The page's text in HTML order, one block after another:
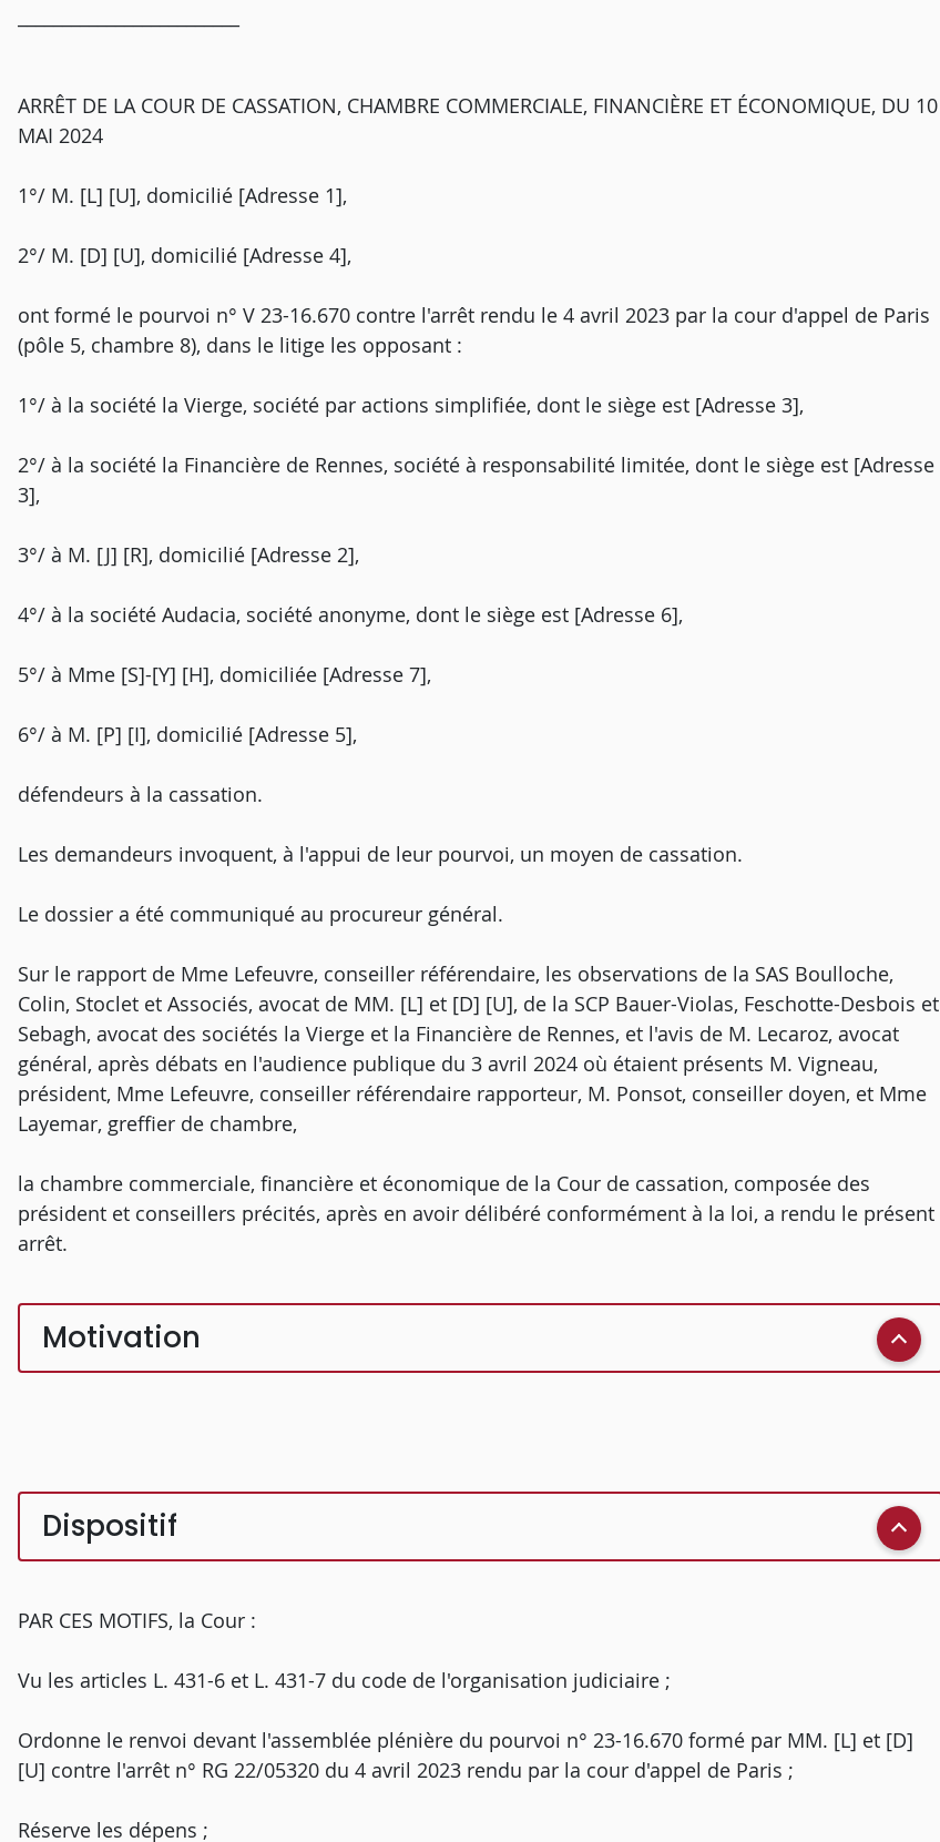
ARRÊT DE LA COUR DE CASSATION, CHAMBRE COMMERCIALE, FINANCIÈRE ET ÉCONOMIQUE, DU 10
MAI 2024
1°/ M. [L] [U], domicilié [Adresse 1],
2°/ M. [D] [U], domicilié [Adresse 4],
ont formé le pourvoi n° V 23-16.670 contre l'arrêt rendu le 4 avril 2023 par la cour d'appel de Paris
(pôle 5, chambre 8), dans le litige les opposant :
1°/ à la société la Vierge, société par actions simplifiée, dont le siège est [Adresse 3],
2°/ à la société la Financière de Rennes, société à responsabilité limitée, dont le siège est [Adresse
3],
3°/ à M. [J] [R], domicilié [Adresse 2],
4°/ à la société Audacia, société anonyme, dont le siège est [Adresse 6],
5°/ à Mme [S]-[Y] [H], domiciliée [Adresse 7],
6°/ à M. [P] [I], domicilié [Adresse 5],
défendeurs à la cassation.
Les demandeurs invoquent, à l'appui de leur pourvoi, un moyen de cassation.
Le dossier a été communiqué au procureur général.
Sur le rapport de Mme Lefeuvre, conseiller référendaire, les observations de la SAS Boulloche,
Colin, Stoclet et Associés, avocat de MM. [L] et [D] [U], de la SCP Bauer-Violas, Feschotte-Desbois et
Sebagh, avocat des sociétés la Vierge et la Financière de Rennes, et l'avis de M. Lecaroz, avocat
général, après débats en l'audience publique du 3 avril 2024 où étaient présents M. Vigneau,
président, Mme Lefeuvre, conseiller référendaire rapporteur, M. Ponsot, conseiller doyen, et Mme
Layemar, greffier de chambre,
la chambre commerciale, financière et économique de la Cour de cassation, composée des
président et conseillers précités, après en avoir délibéré conformément à la loi, a rendu le présent
arrêt.
Motivation
Dispositif
PAR CES MOTIFS, la Cour :
Vu les articles L. 431-6 et L. 431-7 du code de l'organisation judiciaire ;
Ordonne le renvoi devant l'assemblée plénière du pourvoi n° 23-16.670 formé par MM. [L] et [D]
[U] contre l'arrêt n° RG 22/05320 du 4 avril 2023 rendu par la cour d'appel de Paris ;
Réserve les dépens ;